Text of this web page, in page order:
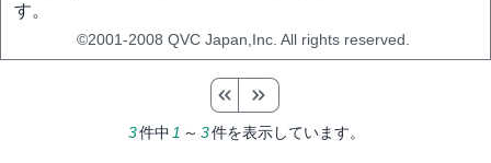
す。
©2001-2008 QVC Japan,Inc. All rights reserved.
3件中 1 ～ 3件を表示しています。